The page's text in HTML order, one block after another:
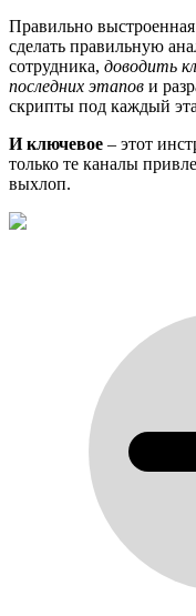
Правильно выстроенная
сделать правильную
сотрудника, доводить
последних этапов и
скрипты под каждый
И ключевое – этот
только те каналы
выхлоп.